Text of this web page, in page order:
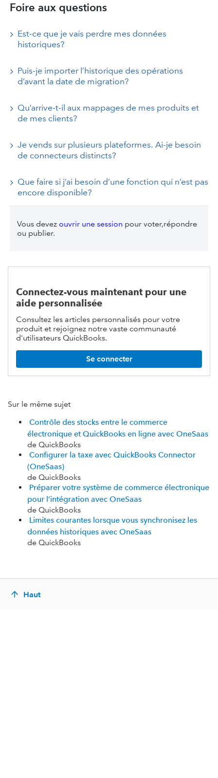
Foire aux questions
Est-ce que je vais perdre mes données
historiques?
Puis-je importer l’historique des opérations
d’avant la date de migration?
Qu’arrive-t-il aux mappages de mes produits et
de mes clients?
Je vends sur plusieurs plateformes. Ai-je besoin
de connecteurs distincts?
Que faire si j’ai besoin d’une fonction qui n’est pas
encore disponible?
Vous devez ouvrir une session pour voter,répondre
ou publier.
Connectez-vous maintenant pour une
aide personnalisée
Consultez les articles personnalisés pour votre
produit et rejoignez notre vaste communauté
d'utilisateurs QuickBooks.
Se connecter
Sur le même sujet
Contrôle des stocks entre le commerce
électronique et QuickBooks en ligne avec OneSaas
de QuickBooks
Configurer la taxe avec QuickBooks Connector
(OneSaas)
de QuickBooks
Préparer votre système de commerce électronique
pour l’intégration avec OneSaas
de QuickBooks
Limites courantes lorsque vous synchronisez les
données historiques avec OneSaas
de QuickBooks
Haut